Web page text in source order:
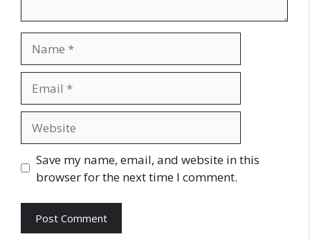
Save my name, email, and website in this
browser for the next time I comment.